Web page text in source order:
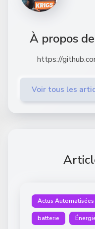
À propos
https://
Voir tous les
Actus Automatisées
batterie